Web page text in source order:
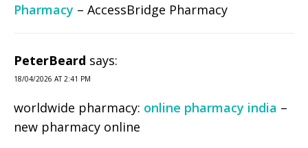
Pharmacy – AccessBridge Pharmacy
PeterBeard says:
18/04/2026 AT 2:41 PM
worldwide pharmacy: online pharmacy india –
new pharmacy online